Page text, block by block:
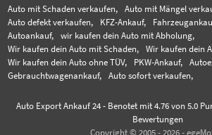
Auto mit Schaden verkaufen,
Auto mit Mängel
Auto defekt verkaufen,
KFZ-Ankauf,
Autoankauf,
wir kaufen dein Auto mit Abholung,
Wir kaufen dein Auto mit Schaden,
Wir kaufen dein
Wir kaufen dein Auto ohne TÜV,
PKW-Ankauf,
Gebrauchtwagenankauf,
Auto sofort verkaufen,
Auto Export Ankauf 24- Benotet mit 4.76von 5.0
Bewertungen
Copyright © 2005 - 2026 -